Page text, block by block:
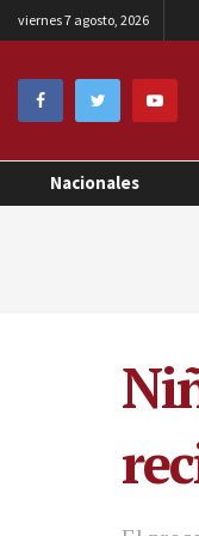
viernes 7 agosto, 2026
Nacionales